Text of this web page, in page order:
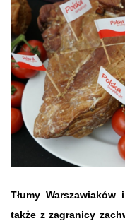
Tłumy
także z zagranicy